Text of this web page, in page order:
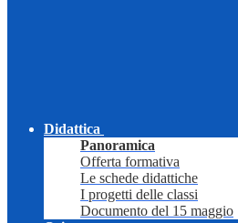
Didattica
Panoramica
Offerta formativa
Le schede didattiche
I progetti delle classi
Documento del 15 maggio